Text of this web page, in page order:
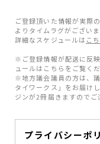
ご登録頂いた情報が実際
よりタイムラグがございま
詳細なスケジュールは こ
※ご登録情報が配送に反
ュールはこちらをご覧くだ
※地方議会議員の方は、
タイワークス」をお届け
ジンが2冊届きますのでご
プライバシーポ